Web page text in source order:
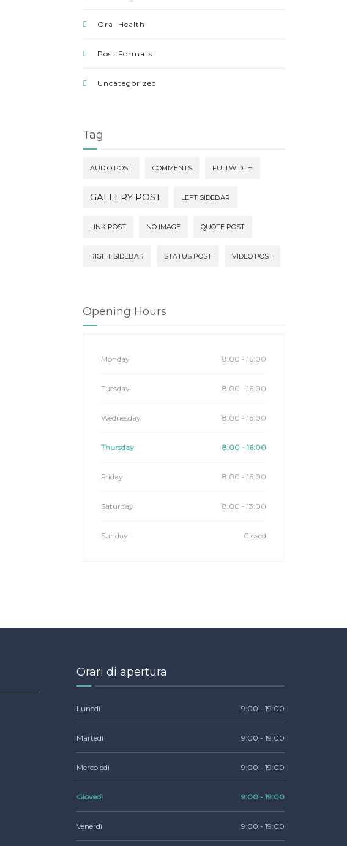
Oral Health
Post Formats
Uncategorized
Tag
AUDIO POST COMMENTS FULLWIDTH
GALLERY POST LEFT SIDEBAR
LINK POST NO IMAGE QUOTE POST
RIGHT SIDEBAR STATUS POST VIDEO POST
Opening Hours
Monday 8:00 - 16:00
Tuesday 8:00 - 16:00
Wednesday 8:00 - 16:00
Thursday 8:00 - 16:00
Friday 8:00 - 16:00
Saturday 8:00 - 13:00
Sunday Closed
Orari di apertura
Lunedì 9:00 - 19:00
Martedì 9:00 - 19:00
Mercoledì 9:00 - 19:00
Giovedì 9:00 - 19:00
Venerdì 9:00 - 19:00